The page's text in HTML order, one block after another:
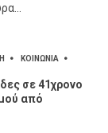
ΚΟΙΝΩΝΙΑ
σε 41χρονο
από